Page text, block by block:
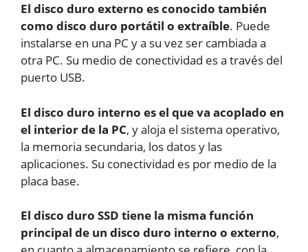
El disco duro externo es conocido también
como disco duro portátil o extraíble. Puede
instalarse en una PC y a su vez ser cambiada a
otra PC. Su medio de conectividad es a través del
puerto USB.
El disco duro interno es el que va acoplado en
el interior de la PC, y aloja el sistema operativo,
la memoria secundaria, los datos y las
aplicaciones. Su conectividad es por medio de la
placa base.
El disco duro SSD tiene la misma función
principal de un disco duro interno o externo,